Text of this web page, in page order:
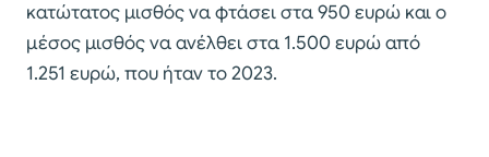
κατώτατος μισθός να φτάσει στα 950 ευρώ και ο
μέσος μισθός να ανέλθει στα 1.500 ευρώ από
1.251 ευρώ, που ήταν το 2023.